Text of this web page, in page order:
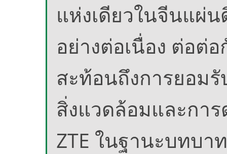
แห่งเดียวในจีนแผ่
อย่างต่อเนื่อง ต่อต่
สะท้อนถึงการยอม
สิ่งแวดล้อมและกา
ZTE ในฐานะบทบ